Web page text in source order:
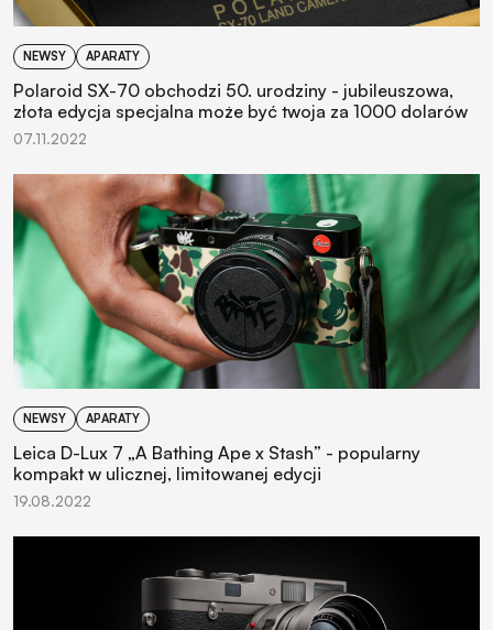
NEWSY APARATY
Polaroid SX-70 obchodzi 50. urodziny - jubileuszowa,
złota edycja specjalna może być twoja za 1000 dolarów
07.11.2022
NEWSY APARATY
Leica D-Lux 7 „A Bathing Ape x Stash” - popularny
kompakt w ulicznej, limitowanej edycji
19.08.2022